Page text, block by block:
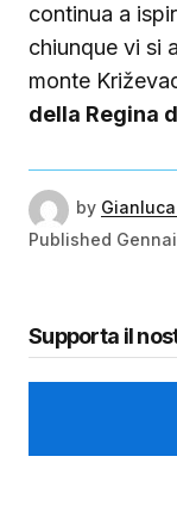
continua a
chiunque vi si
monte
della Regina
by
Published
Supporta il